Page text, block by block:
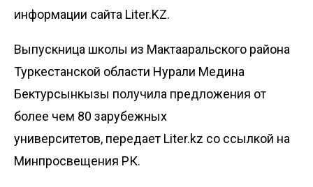
информации сайта Liter.KZ.
Выпускница школы из Мактааральского района
Туркестанской области Нурали Медина
Бектурсынкызы получила предложения от
более чем 80 зарубежных
университетов, передает Liter.kz со ссылкой на
Минпросвещения РК.